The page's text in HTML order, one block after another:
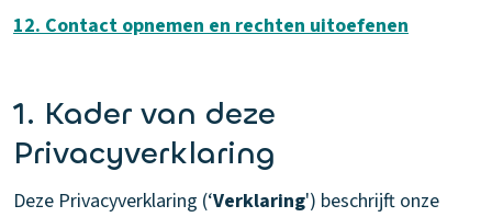
12. Contact opnemen en rechten uitoefenen
1. Kader van deze
Privacyverklaring
Deze Privacyverklaring (‘Verklaring') beschrijft onze